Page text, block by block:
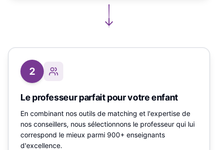
2
Le professeur parfait pour votre enfant
En combinant nos outils de matching et l'expertise de
nos conseillers, nous sélectionnons le professeur qui lui
correspond le mieux parmi 900+ enseignants
d'excellence.